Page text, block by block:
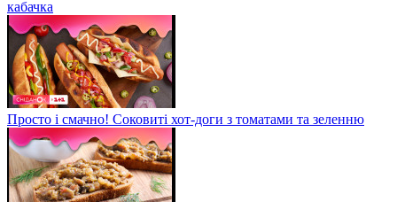
кабачка
Просто і смачно! Соковиті хот-доги з томатами та зеленню